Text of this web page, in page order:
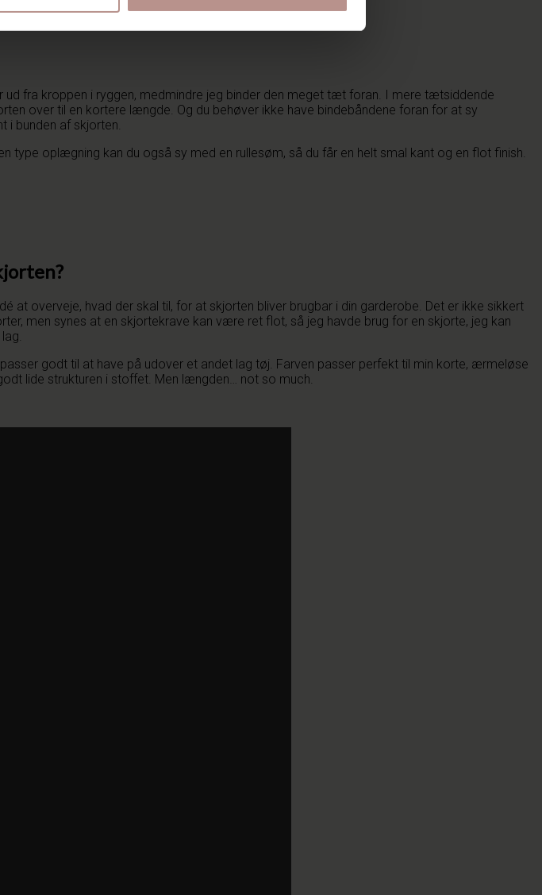
ud fra kroppen i ryggen, medmindre jeg binder den meget tæt foran. I mere tætsiddende
over til en kortere længde. Og du behøver ikke have bindebåndene foran for at sy
i bunden af skjorten.
type oplægning kan du også sy med en rullesøm, så du får en helt smal kant og en flot finish.
at overveje, hvad der skal til, for at skjorten bliver brugbar i din garderobe. Det er ikke sikkert
men synes at en skjortekrave kan være ret flot, så jeg havde brug for en skjorte, jeg kan
godt til at have på udover et andet lag tøj. Farven passer perfekt til min korte, ærmeløse
lide strukturen i stoffet. Men længden… not so much.